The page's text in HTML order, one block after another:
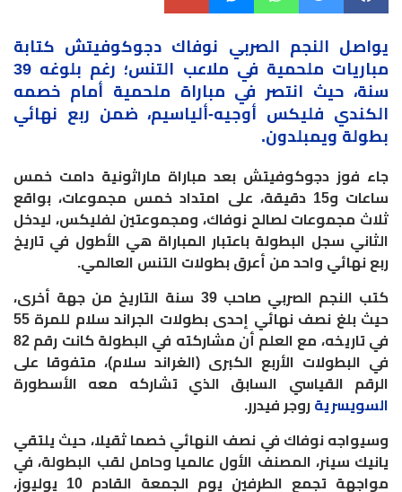
يواصل النجم الصربي نوفاك دجوكوفيتش كتابة
مباريات ملحمية في ملاعب التنس؛ رغم بلوغه 39
سنة، حيث انتصر في مباراة ملحمية أمام خصمه
الكندي فليكس أوجيه-ألياسيم، ضمن ربع نهائي
بطولة ويمبلدون.
جاء فوز دجوكوفيتش بعد مباراة ماراثونية دامت خمس
ساعات و15 دقيقة، على امتداد خمس مجموعات، بواقع
ثلاث مجموعات لصالح نوفاك، ومجموعتين لفليكس، ليدخل
الثاني سجل البطولة باعتبار المباراة هي الأطول في تاريخ
ربع نهائي واحد من أعرق بطولات التنس العالمي.
كتب النجم الصربي صاحب 39 سنة التاريخ من جهة أخرى،
حيث بلغ نصف نهائي إحدى بطولات الجراند سلام للمرة 55
في تاريخه، مع العلم أن مشاركته في البطولة كانت رقم 82
في البطولات الأربع الكبرى (الغراند سلام)، متفوقا على
الرقم القياسي السابق الذي تشاركه معه الأسطورة
السويسرية روجر فيدرر.
وسيواجه نوفاك في نصف النهائي خصما ثقيلا، حيث يلتقي
يانيك سينر، المصنف الأول عالميا وحامل لقب البطولة، في
مواجهة تجمع الطرفين يوم الجمعة القادم 10 يوليوز،